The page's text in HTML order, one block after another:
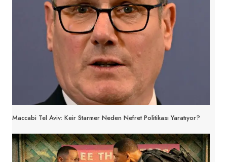
Maccabi Tel Aviv: Keir Starmer Neden Nefret Politikası Yaratıyor?